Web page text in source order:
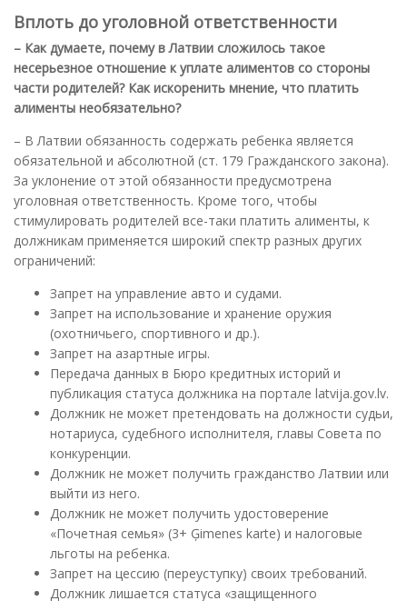
Вплоть до уголовной ответственности
– Как думаете, почему в Латвии сложилось такое
несерьезное отношение к уплате алиментов со стороны
части родителей? Как искоренить мнение, что платить
алименты необязательно?
– В Латвии обязанность содержать ребенка является
обязательной и абсолютной (ст. 179 Гражданского закона).
За уклонение от этой обязанности предусмотрена
уголовная ответственность. Кроме того, чтобы
стимулировать родителей все-таки платить алименты, к
должникам применяется широкий спектр разных других
ограничений:
Запрет на управление авто и судами.
Запрет на использование и хранение оружия
(охотничьего, спортивного и др.).
Запрет на азартные игры.
Передача данных в Бюро кредитных историй и
публикация статуса должника на портале latvija.gov.lv.
Должник не может претендовать на должности судьи,
нотариуса, судебного исполнителя, главы Совета по
конкуренции.
Должник не может получить гражданство Латвии или
выйти из него.
Должник не может получить удостоверение
«Почетная семья» (3+ Ģimenes karte) и налоговые
льготы на ребенка.
Запрет на цессию (переуступку) своих требований.
Должник лишается статуса «защищенного